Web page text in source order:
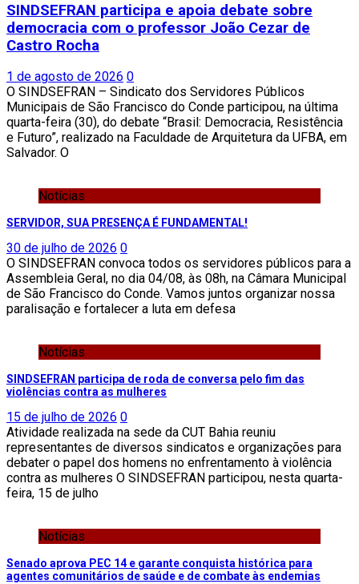
SINDSEFRAN participa e apoia debate sobre
democracia com o professor João Cezar de
Castro Rocha
1 de agosto de 2026 0
O SINDSEFRAN – Sindicato dos Servidores Públicos
Municipais de São Francisco do Conde participou, na última
quarta-feira (30), do debate “Brasil: Democracia, Resistência
e Futuro”, realizado na Faculdade de Arquitetura da UFBA, em
Salvador. O
Notícias
SERVIDOR, SUA PRESENÇA É FUNDAMENTAL!
30 de julho de 2026 0
O SINDSEFRAN convoca todos os servidores públicos para a
Assembleia Geral, no dia 04/08, às 08h, na Câmara Municipal
de São Francisco do Conde. Vamos juntos organizar nossa
paralisação e fortalecer a luta em defesa
Notícias
SINDSEFRAN participa de roda de conversa pelo fim das
violências contra as mulheres
15 de julho de 2026 0
Atividade realizada na sede da CUT Bahia reuniu
representantes de diversos sindicatos e organizações para
debater o papel dos homens no enfrentamento à violência
contra as mulheres O SINDSEFRAN participou, nesta quarta-
feira, 15 de julho
Notícias
Senado aprova PEC 14 e garante conquista histórica para
agentes comunitários de saúde e de combate às endemias